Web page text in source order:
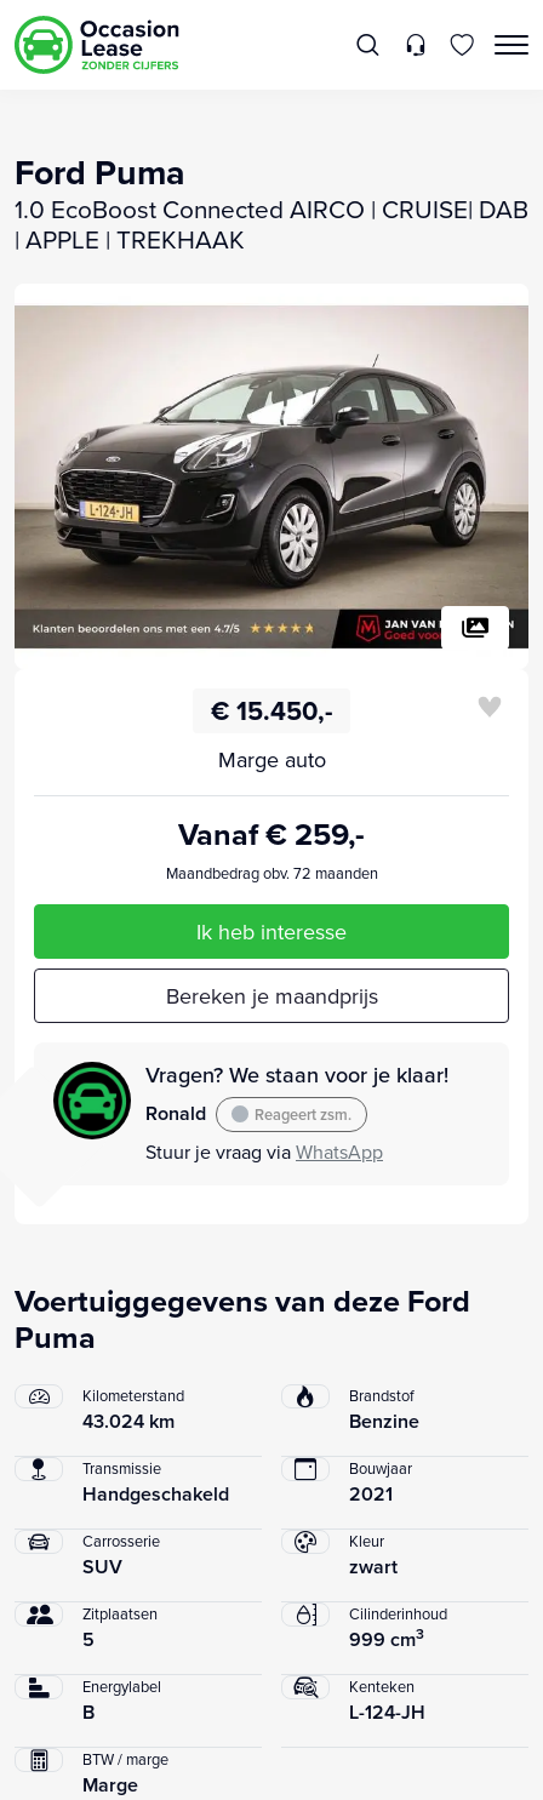
Ford Puma
1.0 EcoBoost Connected AIRCO | CRUISE| DAB
| APPLE | TREKHAAK
€ 15.450,-
Marge auto
Vanaf € 259,-
Maandbedrag obv. 72 maanden
Ik heb interesse
Bereken je maandprijs
Vragen? We staan voor je klaar!
Ronald Reageert zsm.
Stuur je vraag viaWhatsApp
Voertuiggegevens van deze Ford
Puma
Kilometerstand
43.024 km
Brandstof
Benzine
Transmissie
Handgeschakeld
Bouwjaar
2021
Carrosserie
SUV
Kleur
zwart
Zitplaatsen
5
Cilinderinhoud
999 cm3
Energylabel
B
Kenteken
L-124-JH
BTW / marge
Marge